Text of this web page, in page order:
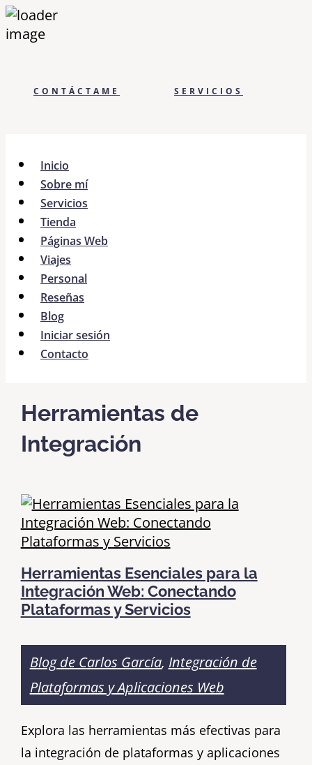
CONTÁCTAME SERVICIOS
Inicio
Sobre mí
Servicios
Tienda
Páginas Web
Viajes
Personal
Reseñas
Blog
Iniciar sesión
Contacto
Herramientas de
Integración
Herramientas Esenciales para la
Integración Web: Conectando
Plataformas y Servicios
Blog de Carlos García, Integración de
Plataformas y Aplicaciones Web
Explora las herramientas más efectivas para
la integración de plataformas y aplicaciones